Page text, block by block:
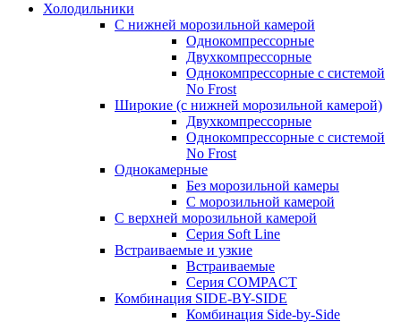
Холодильники
С нижней морозильной камерой
Однокомпрессорные
Двухкомпрессорные
Однокомпрессорные с системой
No Frost
Широкие (с нижней морозильной камерой)
Двухкомпрессорные
Однокомпрессорные с системой
No Frost
Однокамерные
Без морозильной камеры
С морозильной камерой
С верхней морозильной камерой
Серия Soft Line
Встраиваемые и узкие
Встраиваемые
Серия СOMPACT
Комбинация SIDE-BY-SIDE
Комбинация Side-by-Side